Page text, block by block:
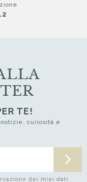
TE!
curiosità e
dei miei dati